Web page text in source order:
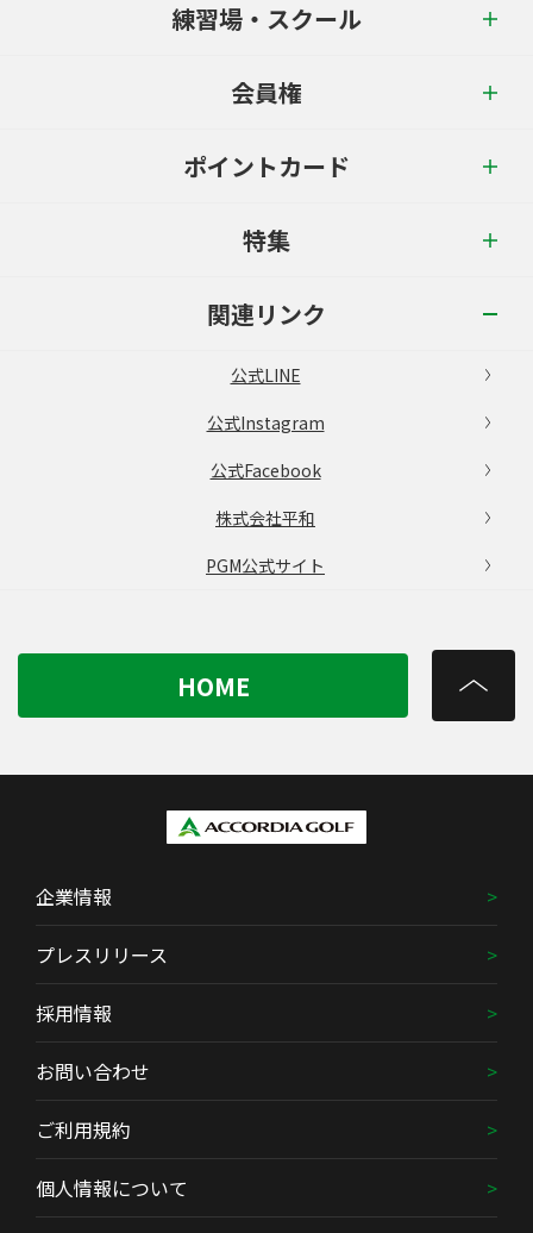
練習場・スクール
会員権
ポイントカード
特集
関連リンク
公式LINE
公式Instagram
公式Facebook
株式会社平和
PGM公式サイト
HOME
企業情報
プレスリリース
採用情報
お問い合わせ
ご利用規約
個人情報について